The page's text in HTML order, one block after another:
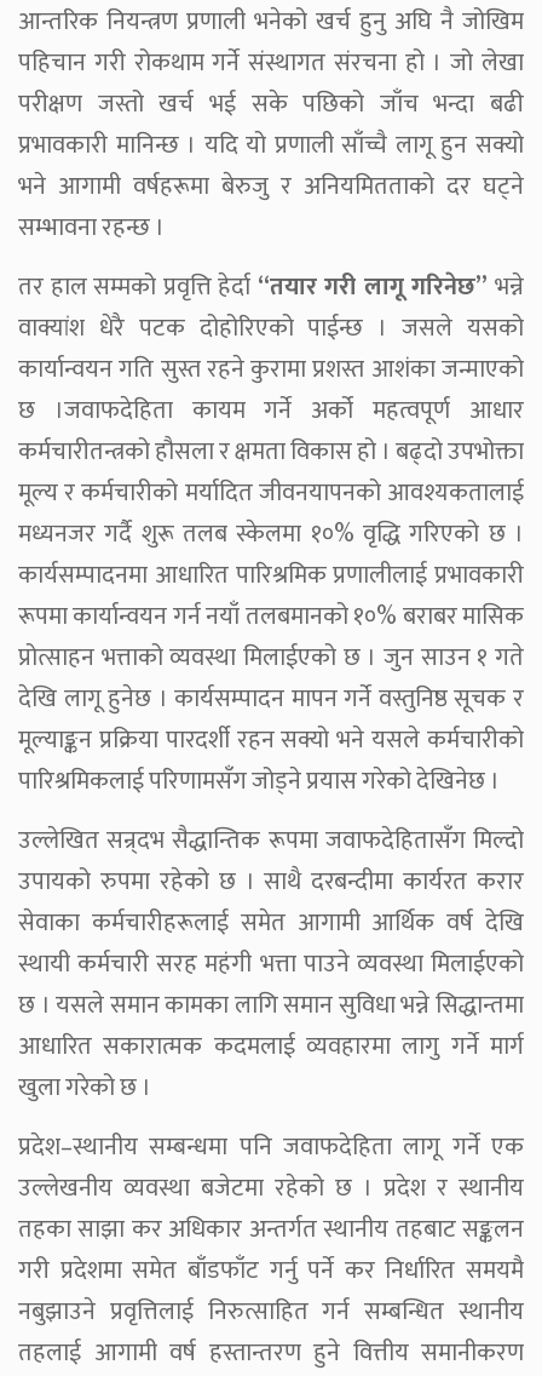
आन्तरिक नियन्त्रण प्रणाली भनेको खर्च हुनु अघि नै जोखिम
पहिचान गरी रोकथाम गर्ने संस्थागत संरचना हो । जो लेखा
परीक्षण जस्तो खर्च भई सके पछिको जाँच भन्दा बढी
प्रभावकारी मानिन्छ । यदि यो प्रणाली साँच्चै लागू हुन सक्यो
भने आगामी वर्षहरूमा बेरुजु र अनियमितताको दर घट्ने
सम्भावना रहन्छ ।
तर हाल सम्मको प्रवृत्ति हेर्दा “तयार गरी लागू गरिनेछ”भन्ने
वाक्यांश धेरै पटक दोहोरिएको पाईन्छ । जसले यसको
कार्यान्वयन गति सुस्त रहने कुरामा प्रशस्त आशंका जन्माएको
छ ।जवाफदेहिता कायम गर्ने अर्को महत्वपूर्ण आधार
कर्मचारीतन्त्रको हौसला र क्षमता विकास हो । बढ्दो उपभोक्ता
मूल्य र कर्मचारीको मर्यादित जीवनयापनको आवश्यकतालाई
मध्यनजर गर्दै शुरू तलब स्केलमा १०% वृद्धि गरिएको छ ।
कार्यसम्पादनमा आधारित पारिश्रमिक प्रणालीलाई प्रभावकारी
रूपमा कार्यान्वयन गर्न नयाँ तलबमानको १०% बराबर मासिक
प्रोत्साहन भत्ताको व्यवस्था मिलाईएको छ । जुन साउन १ गते
देखि लागू हुनेछ । कार्यसम्पादन मापन गर्ने वस्तुनिष्ठ सूचक र
मूल्याङ्कन प्रक्रिया पारदर्शी रहन सक्यो भने यसले कर्मचारीको
पारिश्रमिकलाई परिणामसँग जोड्ने प्रयास गरेको देखिनेछ ।
उल्लेखित सन्र्दभ सैद्धान्तिक रूपमा जवाफदेहितासँग मिल्दो
उपायको रुपमा रहेको छ । साथै दरबन्दीमा कार्यरत करार
सेवाका कर्मचारीहरूलाई समेत आगामी आर्थिक वर्ष देखि
स्थायी कर्मचारी सरह महंगी भत्ता पाउने व्यवस्था मिलाईएको
छ । यसले समान कामका लागि समान सुविधा भन्ने सिद्धान्तमा
आधारित सकारात्मक कदमलाई व्यवहारमा लागु गर्ने मार्ग
खुला गरेको छ ।
प्रदेश–स्थानीय सम्बन्धमा पनि जवाफदेहिता लागू गर्ने एक
उल्लेखनीय व्यवस्था बजेटमा रहेको छ । प्रदेश र स्थानीय
तहका साझा कर अधिकार अन्तर्गत स्थानीय तहबाट सङ्कलन
गरी प्रदेशमा समेत बाँडफाँट गर्नु पर्ने कर निर्धारित समयमै
नबुझाउने प्रवृत्तिलाई निरुत्साहित गर्न सम्बन्धित स्थानीय
तहलाई आगामी वर्ष हस्तान्तरण हुने वित्तीय समानीकरण